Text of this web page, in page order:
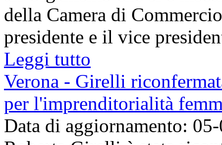
della Camera di
presidente e il vice
Leggi tutto
Verona - Girelli
per l'imprenditorialità
Data di aggiornamento: